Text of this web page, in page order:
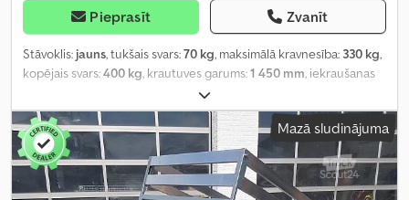
Pieprasīt Zvanīt
Stāvoklis: jauns, tukšais svars:70 kg, maksimālā kravnesība: 330 kg,
kopējais svars:400 kg , krautuves garums:1 450 mm , iekraušanas
, iekraušanas telpas augstums:
iekraušanas telpas tilpums:0,5 m³, krāsa:cits, būvniecības
augstums:750 mm, darba platums:1 020 mm, Mazā sludinājuma